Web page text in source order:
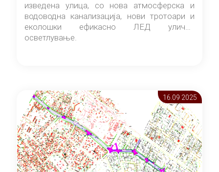
изведена улица, со нова атмосферска и
водоводна канализација, нови тротоари и
еколошки ефикасно ЛЕД улично
осветлување.
16.09 2025